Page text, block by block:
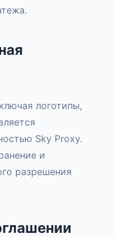
логотипы,
Sky Proxy.
и
разрешения